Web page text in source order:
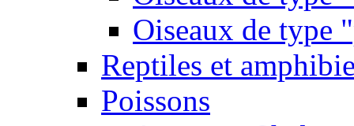
Oiseaux de type
Reptiles et
Poissons